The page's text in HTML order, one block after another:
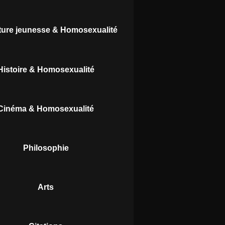
jeunesse & Homosexualité
& Homosexualité
& Homosexualité
Philosophie
Arts